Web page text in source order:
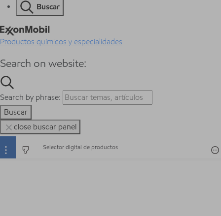
Buscar
Productos químicos y especialidades
Search on website:
Search by phrase:
Buscar
close buscar panel
Selector digital de productos